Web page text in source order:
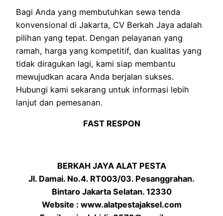
Bagi Anda yang membutuhkan sewa tenda
konvensional di Jakarta, CV Berkah Jaya adalah
pilihan yang tepat. Dengan pelayanan yang
ramah, harga yang kompetitif, dan kualitas yang
tidak diragukan lagi, kami siap membantu
mewujudkan acara Anda berjalan sukses.
Hubungi kami sekarang untuk informasi lebih
lanjut dan pemesanan.
FAST RESPON
BERKAH JAYA ALAT PESTA
Jl. Damai. No.4. RT003/03. Pesanggrahan.
Bintaro Jakarta Selatan. 12330
Website : www.alatpestajaksel.com